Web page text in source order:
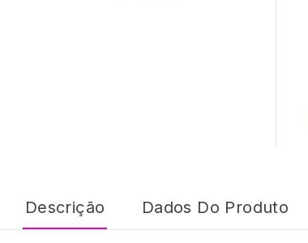
Descrição Dados Do Produto